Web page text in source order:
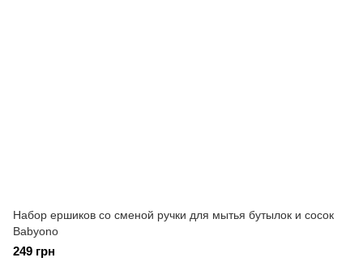
Набор ершиков со сменой ручки для мытья бутылок и сосок
Babyono
249 грн